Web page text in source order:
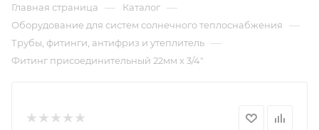
Главная страница — Каталог —
Оборудование для систем солнечного теплоснабжения —
Трубы, фитинги, антифриз и утеплитель —
Фитинг присоединительный 22мм х 3/4"